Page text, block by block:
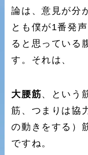
論は、意見が分
とも僕が1番発
ると思っている
す。それは、
大腰筋、という
筋、つまりは協
の動きをする）
ですね。